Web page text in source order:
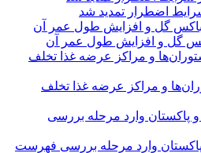
اضطرار تمدید شد
گل و افزایش طول عمر آن
و مراکز عرضه غذا تخلف
پاکستان وارد مرحله بررسی فهرست